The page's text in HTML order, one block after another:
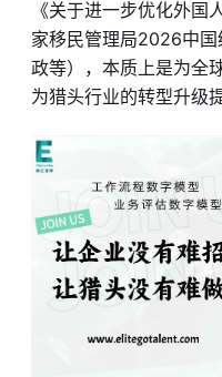
《关于进一步优化外国
家移民管理局2026中
政等），本质上是为全
为猎头行业的转型升级